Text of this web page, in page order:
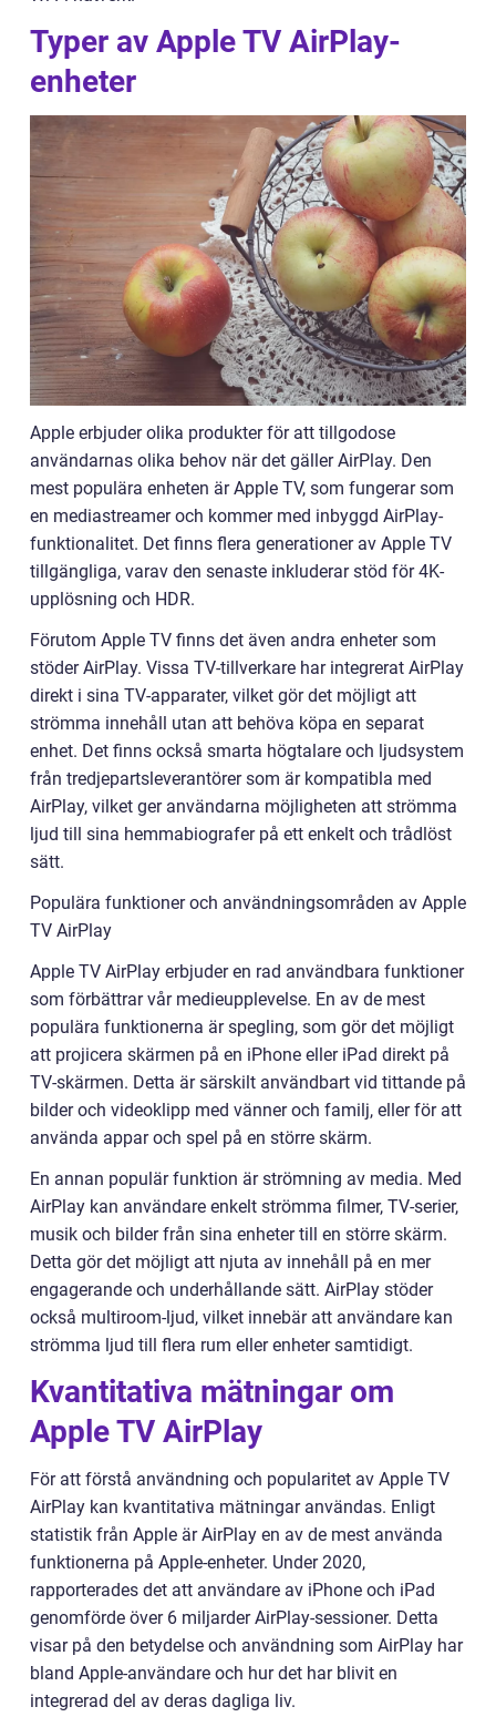
Typer av Apple TV AirPlay-
enheter
Apple erbjuder olika produkter för att tillgodose
användarnas olika behov när det gäller AirPlay. Den
mest populära enheten är Apple TV, som fungerar som
en mediastreamer och kommer med inbyggd AirPlay-
funktionalitet. Det finns flera generationer av Apple TV
tillgängliga, varav den senaste inkluderar stöd för 4K-
upplösning och HDR.
Förutom Apple TV finns det även andra enheter som
stöder AirPlay. Vissa TV-tillverkare har integrerat AirPlay
direkt i sina TV-apparater, vilket gör det möjligt att
strömma innehåll utan att behöva köpa en separat
enhet. Det finns också smarta högtalare och ljudsystem
från tredjepartsleverantörer som är kompatibla med
AirPlay, vilket ger användarna möjligheten att strömma
ljud till sina hemmabiografer på ett enkelt och trådlöst
sätt.
Populära funktioner och användningsområden av Apple
TV AirPlay
Apple TV AirPlay erbjuder en rad användbara funktioner
som förbättrar vår medieupplevelse. En av de mest
populära funktionerna är spegling, som gör det möjligt
att projicera skärmen på en iPhone eller iPad direkt på
TV-skärmen. Detta är särskilt användbart vid tittande på
bilder och videoklipp med vänner och familj, eller för att
använda appar och spel på en större skärm.
En annan populär funktion är strömning av media. Med
AirPlay kan användare enkelt strömma filmer, TV-serier,
musik och bilder från sina enheter till en större skärm.
Detta gör det möjligt att njuta av innehåll på en mer
engagerande och underhållande sätt. AirPlay stöder
också multiroom-ljud, vilket innebär att användare kan
strömma ljud till flera rum eller enheter samtidigt.
Kvantitativa mätningar om
Apple TV AirPlay
För att förstå användning och popularitet av Apple TV
AirPlay kan kvantitativa mätningar användas. Enligt
statistik från Apple är AirPlay en av de mest använda
funktionerna på Apple-enheter. Under 2020,
rapporterades det att användare av iPhone och iPad
genomförde över 6 miljarder AirPlay-sessioner. Detta
visar på den betydelse och användning som AirPlay har
bland Apple-användare och hur det har blivit en
integrerad del av deras dagliga liv.